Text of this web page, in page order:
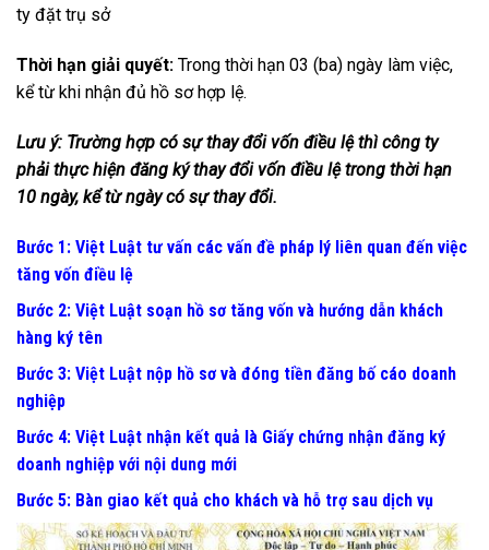
ty đặt trụ sở
Thời hạn giải quyết: Trong thời hạn 03 (ba) ngày làm việc,
kể từ khi nhận đủ hồ sơ hợp lệ.
Lưu ý: Trường hợp có sự thay đổi vốn điều lệ thì công ty
phải thực hiện đăng ký thay đổi vốn điều lệ trong thời hạn
10 ngày, kể từ ngày có sự thay đổi.
Bước 1: Việt Luật tư vấn các vấn đề pháp lý liên quan đến việc
tăng vốn điều lệ
Bước 2: Việt Luật soạn hồ sơ tăng vốn và hướng dẫn khách
hàng ký tên
Bước 3: Việt Luật nộp hồ sơ và đóng tiền đăng bố cáo doanh
nghiệp
Bước 4: Việt Luật nhận kết quả là Giấy chứng nhận đăng ký
doanh nghiệp với nội dung mới
Bước 5: Bàn giao kết quả cho khách và hỗ trợ sau dịch vụ